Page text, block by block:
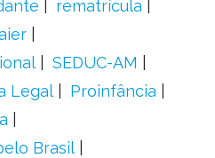
rematrícula
SEDUC-AM
Legal
Proinfância
Brasil